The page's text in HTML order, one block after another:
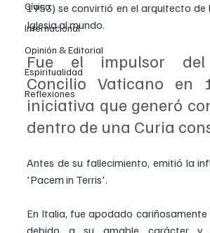
Cívico
Internacional
Opinión & Editorial
Espiritualidad
Reflexiones
1953) se convirtió en el arquitecto
Iglesia al mundo.
Fue el impulsor del
Concilio Vaticano en
iniciativa que generó
dentro de una Curia
Antes de su fallecimiento, emitió la
'Pacem in Terris'.
En Italia, fue apodado
debido a su amable carácter